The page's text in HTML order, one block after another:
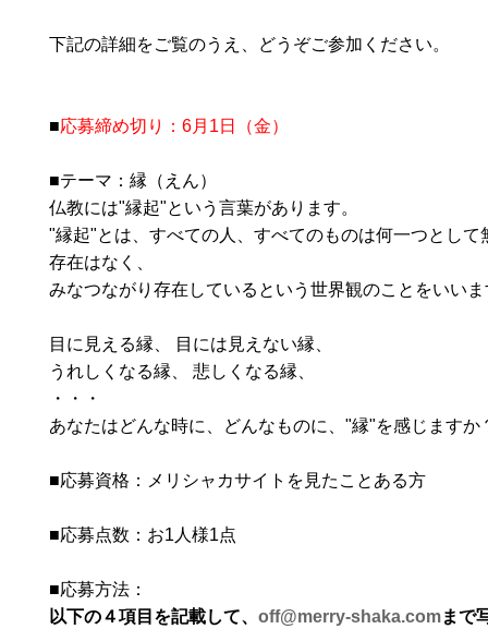
下記の詳細をご覧のうえ、どうぞご参加ください。
■応募締め切り：6月1日（金）
■テーマ：縁（えん）
仏教には"縁起"という言葉があります。
"縁起"とは、すべての人、すべてのものは何一つとして
存在はなく、
みなつながり存在しているという世界観のことをいい
目に見える縁、 目には見えない縁、
うれしくなる縁、 悲しくなる縁、
・・・
あなたはどんな時に、どんなものに、"縁"を感じますか
■応募資格：メリシャカサイトを見たことある方
■応募点数：お1人様1点
■応募方法：
以下の４項目を記載して、 off@merry-shaka.comまで